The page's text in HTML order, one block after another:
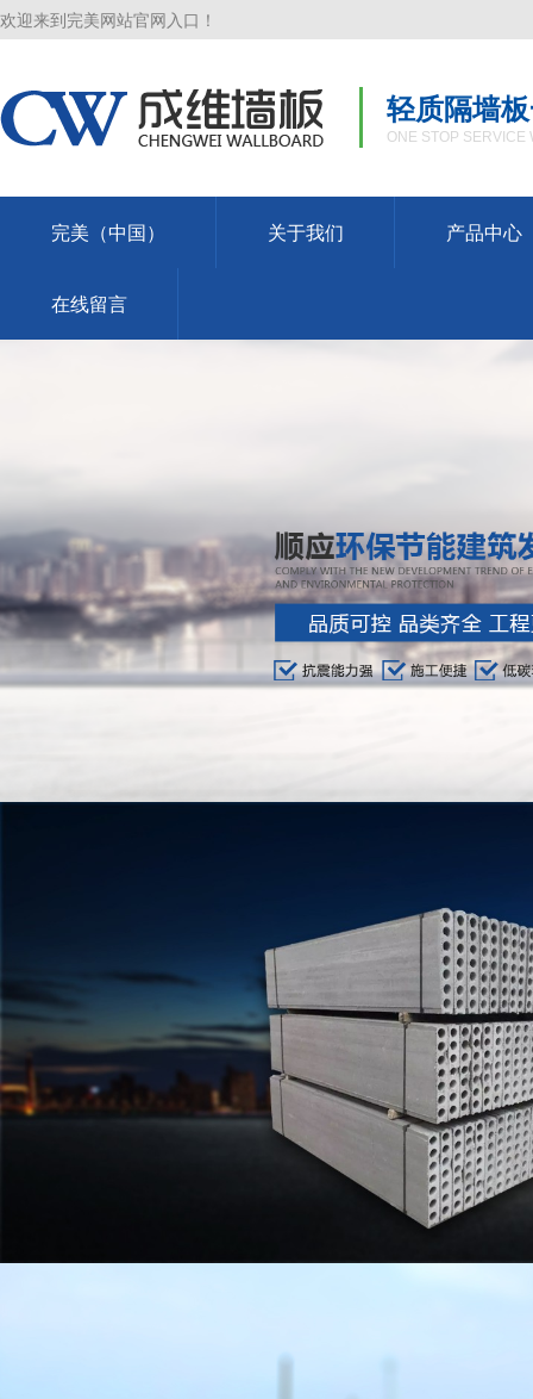
欢迎来到完美网站官网入口！
轻质隔墙
ONE STOP SERVICE
完美（中国） 关于我们 产品中心
在线留言